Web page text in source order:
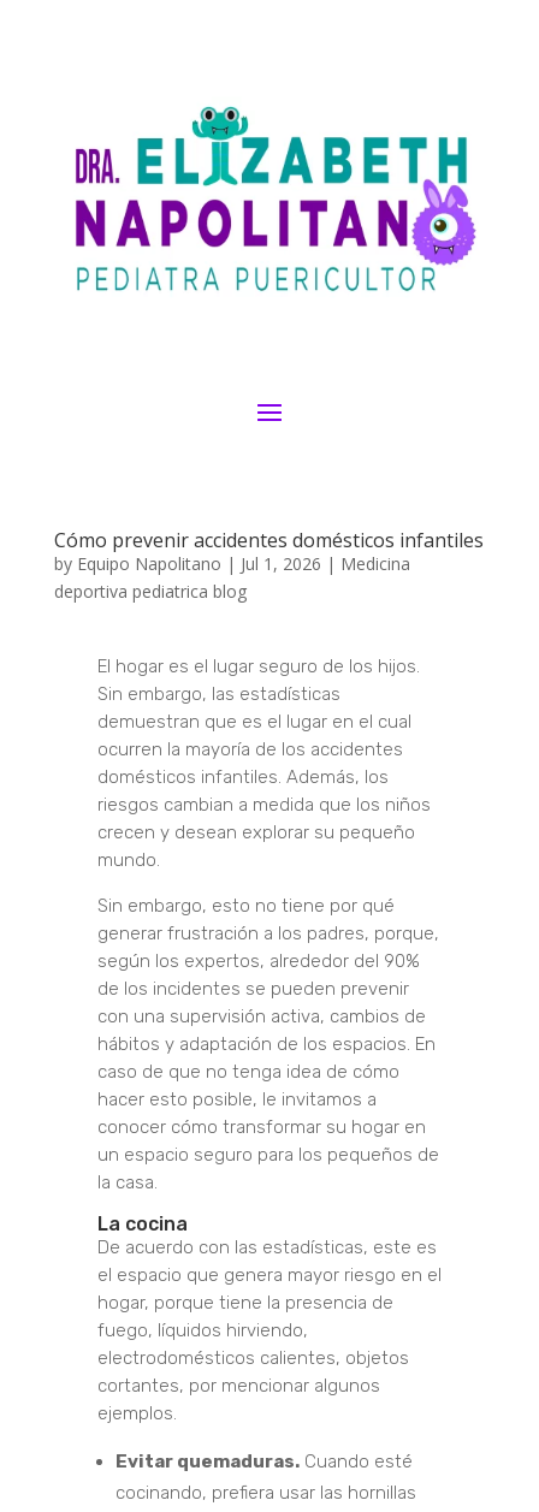
Cómo prevenir accidentes domésticos infantiles
by Equipo Napolitano | Jul 1, 2026 | Medicina
deportiva pediatrica blog
El hogar es el lugar seguro de los hijos.
Sin embargo, las estadísticas
demuestran que es el lugar en el cual
ocurren la mayoría de los accidentes
domésticos infantiles. Además, los
riesgos cambian a medida que los niños
crecen y desean explorar su pequeño
mundo.
Sin embargo, esto no tiene por qué
generar frustración a los padres, porque,
según los expertos, alrededor del 90%
de los incidentes se pueden prevenir
con una supervisión activa, cambios de
hábitos y adaptación de los espacios. En
caso de que no tenga idea de cómo
hacer esto posible, le invitamos a
conocer cómo transformar su hogar en
un espacio seguro para los pequeños de
la casa.
La cocina
De acuerdo con las estadísticas, este es
el espacio que genera mayor riesgo en el
hogar, porque tiene la presencia de
fuego, líquidos hirviendo,
electrodomésticos calientes, objetos
cortantes, por mencionar algunos
ejemplos.
Evitar quemaduras.Cuando esté
cocinando, prefiera usar las hornillas